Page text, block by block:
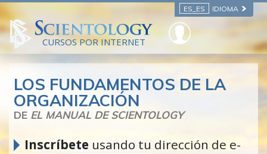
ES_ES IDIOMA
CURSOS POR INTERNET
LOS FUNDAMENTOS DE LA
ORGANIZACIÓN
DE EL MANUAL DE SCIENTOLOGY
Inscríbete usando tu dirección de e-